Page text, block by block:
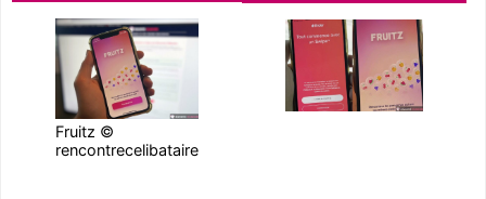
Fruitz ©
rencontrecelibataire